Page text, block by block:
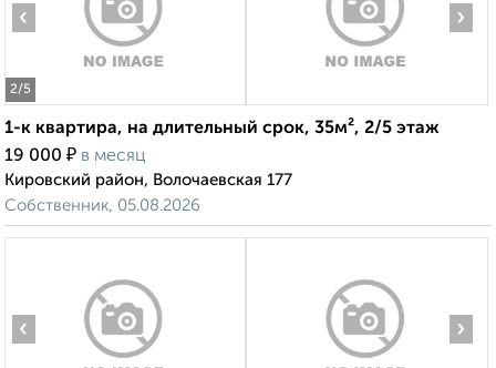
2/5
‹ ›
1-к квартира, на длительный срок, 35м², 2/5 этаж
19 000 ₽ в месяц
Кировский район, Волочаевская 177
Собственник, 05.08.2026
‹ ›